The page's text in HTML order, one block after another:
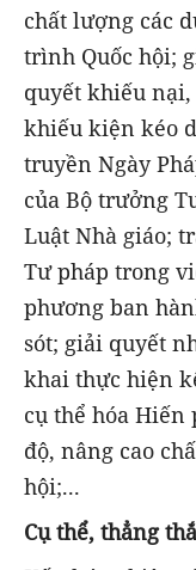
chất lượng các
trình Quốc hội;
quyết khiếu
khiếu kiện kéo
truyền Ngày
của Bộ trưởng
Luật Nhà giáo;
Tư pháp trong
phương ban
sót; giải quyết
khai thực hiện
cụ thể hóa Hiến
độ, nâng cao
hội;...
Cụ thể, thẳng